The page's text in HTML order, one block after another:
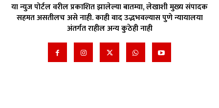
या न्युज पोर्टल वरील प्रकाशित झालेल्या बातम्या, लेखाशी मुख्य संपादक
सहमत असतीलच असे नाही. काही वाद उद्भभवल्यास पुणे न्यायालया
अंतर्गत राहील अन्य कुठेही नाही